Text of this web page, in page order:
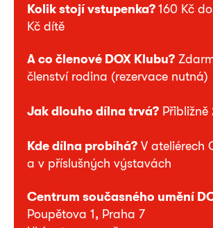
Kolik stojí vstupenka?160 Kč
Kč dítě
A co členové DOX Klubu?
členství rodina (rezervace nutná)
Jak dlouho dílna trvá?
Kde dílna probíhá? V ateliérech
a v příslušných výstavách
Centrum současného umění
Poupětova 1, Praha 7